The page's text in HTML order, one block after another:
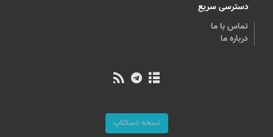
دسترسی سریع
تماس با ما
درباره ما
نسخه دسکتاپ